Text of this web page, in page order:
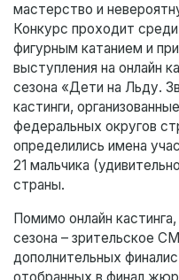
мастерство и
Конкурс проходит
фигурным катанием и
выступления на онлайн
сезона «Дети на Льду.
кастинги,
федеральных округов
определились имена
21 мальчика
страны.
Помимо онлайн
сезона – зрительское
дополнительных